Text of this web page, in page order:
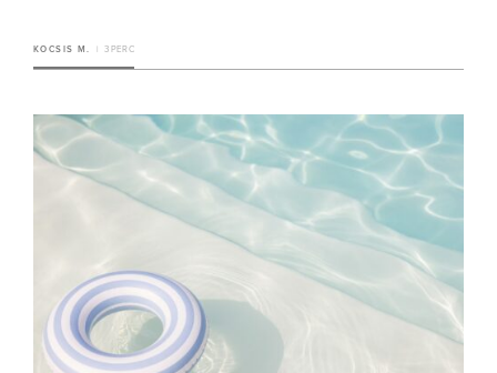
KOCSIS M. 3 PERC